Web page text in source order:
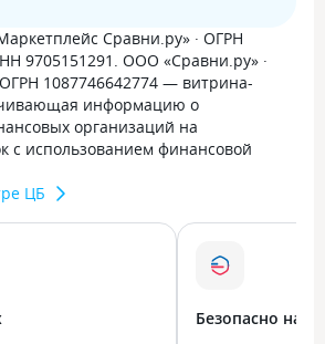
Сравни.ру» · ОГРН
9705151291. ООО «Сравни.ру» ·
1087746642774 — витрина-
информацию о
организаций на
с использованием финансовой
ЦБ
Безопасно на